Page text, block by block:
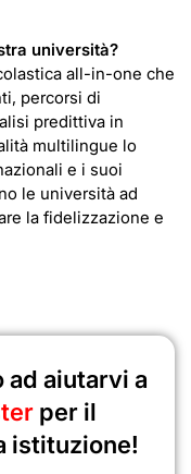
università?
all-in-one che
percorsi di
predittiva in
multilingue lo
e i suoi
le università ad
la fidelizzazione e
ad aiutarvi a
per il
istituzione!